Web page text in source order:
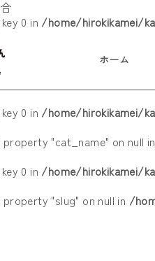
0 in /home/hirokikamei/
ホーム
0 in /home/hirokikamei/
"cat_name" on null in
0 in /home/hirokikamei/
"slug" on null in /